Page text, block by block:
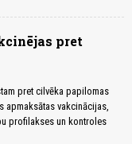
pret
pret cilvēka papilomas
apmaksātas vakcinācijas,
profilakses un kontroles